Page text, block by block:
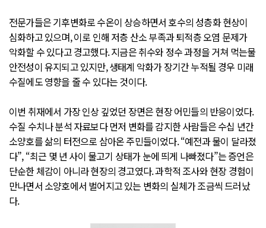
전문가들은 기후변화로 수온이 상승하면서 호수의 성층화 현상이
심화하고 있으며, 이로 인해 저층 산소 부족과 퇴적층 오염 문제가
악화할 수 있다고 경고했다. 지금은 취수와 정수 과정을 거쳐 먹는물
안전성이 유지되고 있지만, 생태계 악화가 장기간 누적될 경우 미래
수질에도 영향을 줄 수 있다는 것이다.
이번 취재에서 가장 인상 깊었던 장면은 현장 어민들의 반응이었다.
수질 수치나 분석 자료보다 먼저 변화를 감지한 사람들은 수십 년간
소양호를 삶의 터전으로 삼아온 주민들이었다. “예전과 물이 달라졌
다”, “최근 몇 년 사이 물고기 상태가 눈에 띄게 나빠졌다”는 증언은
단순한 체감이 아니라 현장의 경고였다. 과학적 조사와 현장 경험이
만나면서 소양호에서 벌어지고 있는 변화의 실체가 조금씩 드러났
다.